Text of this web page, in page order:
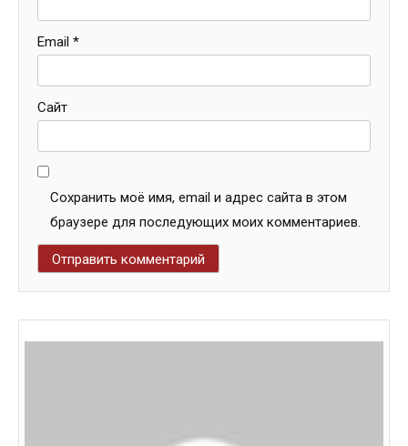
Email *
Сайт
Сохранить моё имя, email и адрес сайта в этом
браузере для последующих моих комментариев.